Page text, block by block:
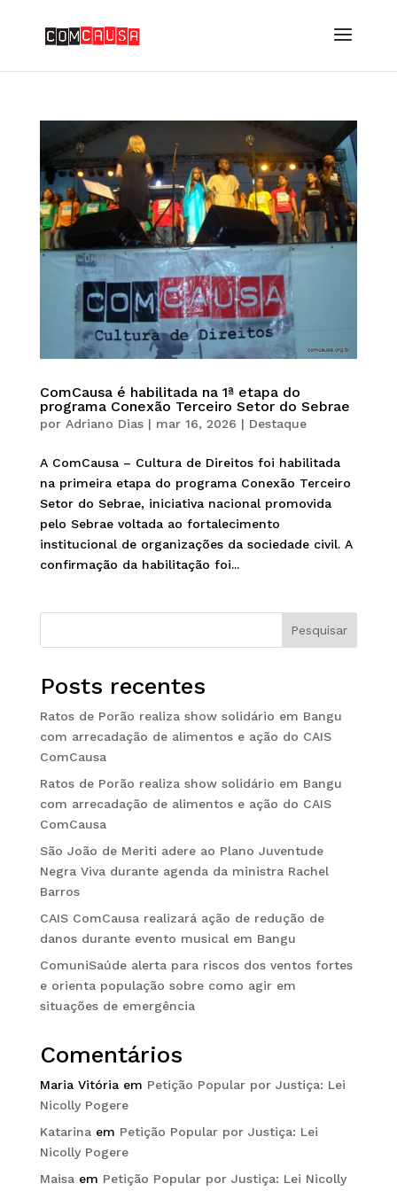
ComCausa é habilitada na 1ª etapa do
programa Conexão Terceiro Setor do Sebrae
por Adriano Dias| mar 16, 2026 | Destaque
A ComCausa – Cultura de Direitos foi habilitada
na primeira etapa do programa Conexão Terceiro
Setor do Sebrae, iniciativa nacional promovida
pelo Sebrae voltada ao fortalecimento
institucional de organizações da sociedade civil. A
confirmação da habilitação foi...
Pesquisar
Posts recentes
Ratos de Porão realiza show solidário em Bangu
com arrecadação de alimentos e ação do CAIS
ComCausa
Ratos de Porão realiza show solidário em Bangu
com arrecadação de alimentos e ação do CAIS
ComCausa
São João de Meriti adere ao Plano Juventude
Negra Viva durante agenda da ministra Rachel
Barros
CAIS ComCausa realizará ação de redução de
danos durante evento musical em Bangu
ComuniSaúde alerta para riscos dos ventos fortes
e orienta população sobre como agir em
situações de emergência
Comentários
Maria Vitóriaem Petição Popular por Justiça: Lei
Nicolly Pogere
Katarinaem Petição Popular por Justiça: Lei
Nicolly Pogere
Maisaem Petição Popular por Justiça: Lei Nicolly